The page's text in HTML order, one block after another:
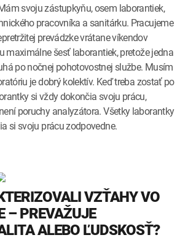
svoju zástupkyňu, osem laborantiek,
pracovníka a sanitárku. Pracujeme
prevádzke vrátane víkendov
maximálne šesť laborantiek, pretože jedna
po nočnej pohotovostnej službe. Musím
je dobrý kolektív. Keď treba zostať po
si vždy dokončia svoju prácu,
poruchy analyzátora. Všetky laborantky
si svoju prácu zodpovedne.
VZŤAHY VO
– PREVAŽUJE
ALEBO ĽUDSKOSŤ?